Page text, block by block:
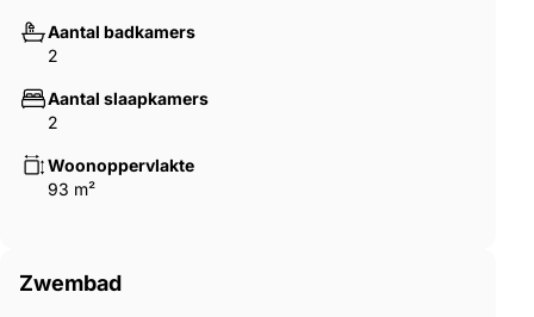
Aantal badkamers
2
Aantal slaapkamers
2
Woonoppervlakte
93 m²
Zwembad